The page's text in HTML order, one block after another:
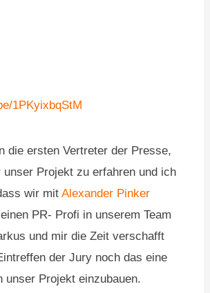
1PKyixbqStM
die ersten Vertreter der Presse,
unser Projekt zu erfahren und ich
wir mitAlexander Pinker
PR- Profi in unserem Team
und mir die Zeit verschafft
der Jury noch das eine
unser Projekt einzubauen.